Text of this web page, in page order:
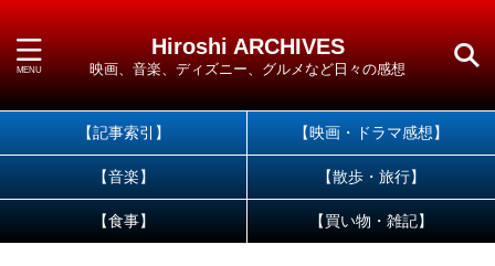
Hiroshi ARCHIVES
映画、音楽、ディズニー、グルメなど日々の感想
【記事索引】 【映画・ドラマ感想】
【音楽】 【散歩・旅行】
【食事】 【買い物・雑記】